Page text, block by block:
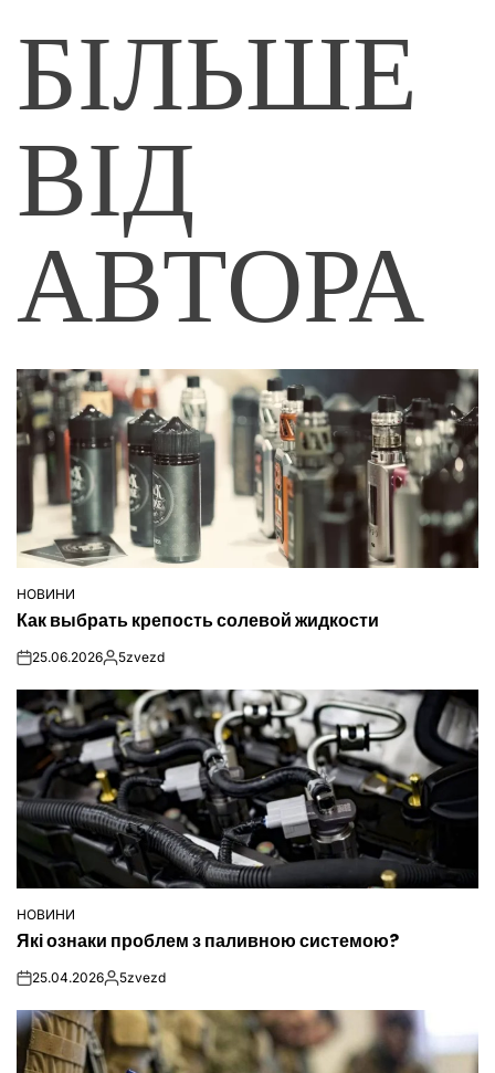
БІЛЬШЕ
ВІД
АВТОРА
ОПУБЛІКУВАТИ
У
НОВИНИ
Как выбрать крепость солевой жидкости
on25.06.2026Опубліковано
5zvezd
ОПУБЛІКУВАТИ
У
НОВИНИ
Які ознаки проблем з паливною системою?
on25.04.2026Опубліковано
5zvezd